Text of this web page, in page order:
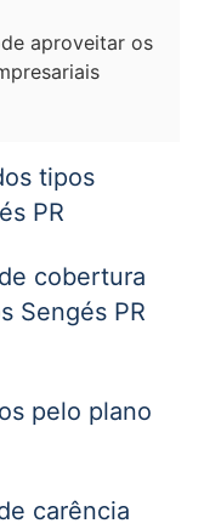
aproveitar os
tipos
PR
cobertura
Sengés PR
pelo plano
carência